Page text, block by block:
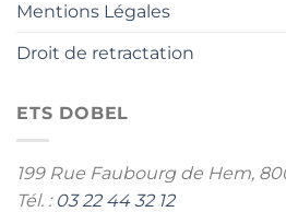
Mentions Légales
Droit de retractation
ETS DOBEL
199 Rue Faubourg de Hem,
Tél. : 03 22 44 32 12